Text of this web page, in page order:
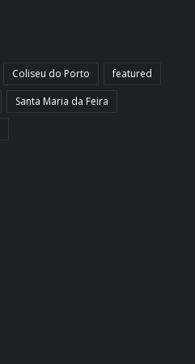
Coliseu do Porto
featured
Santa Maria da Feira